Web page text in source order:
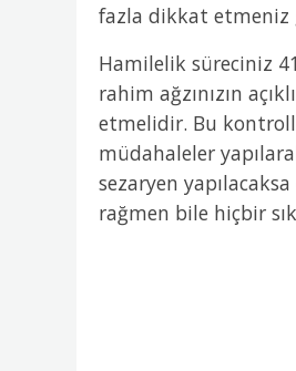
fazla dikkat etmeniz
Hamilelik süreciniz
rahim ağzınızın
etmelidir. Bu
müdahaleler
sezaryen
rağmen bile hiçbir